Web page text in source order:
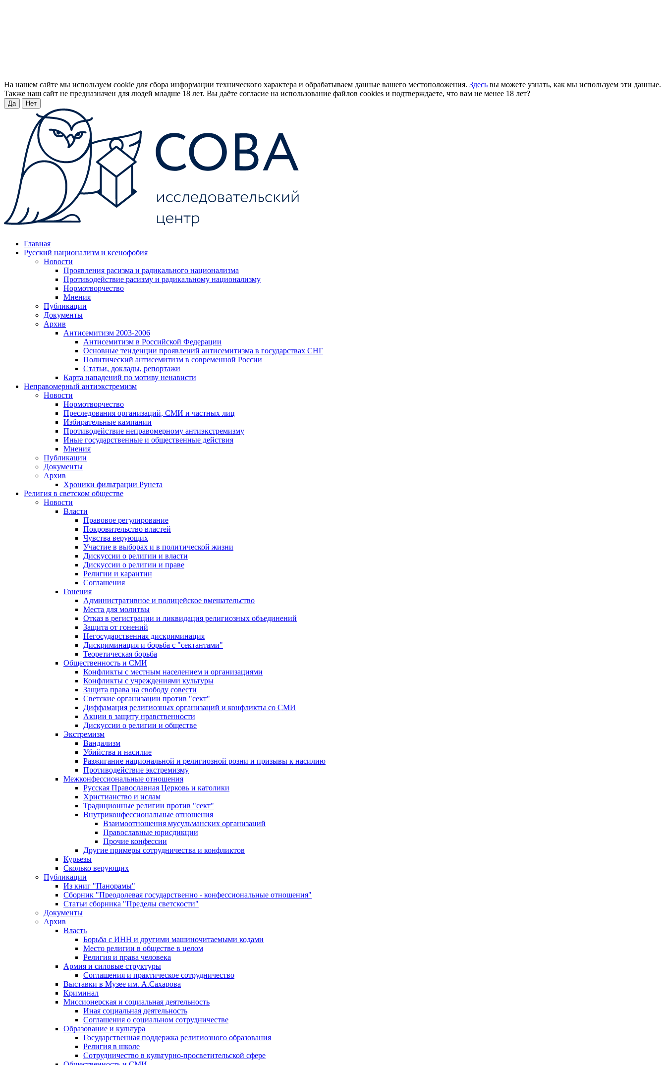
На нашем сайте мы используем cookie для сбора информации технического характера и обрабатываем данные вашего местоположения. Здесь вы можете узнать, как мы используем эти данные.
Также наш сайт не предназначен для людей младше 18 лет. Вы даёте согласие на использование файлов cookies и подтверждаете, что вам не менее 18 лет?
Да Нет
Главная
Русский национализм и ксенофобия
Новости
Проявления расизма и радикального национализма
Противодействие расизму и радикальному национализму
Нормотворчество
Мнения
Публикации
Документы
Архив
Антисемитизм 2003-2006
Антисемитизм в Российской Федерации
Основные тенденции проявлений антисемитизма в государствах СНГ
Политический антисемитизм в современной России
Статьи, доклады, репортажи
Карта нападений по мотиву ненависти
Неправомерный антиэкстремизм
Новости
Нормотворчество
Преследования организаций, СМИ и частных лиц
Избирательные кампании
Противодействие неправомерному антиэкстремизму
Иные государственные и общественные действия
Мнения
Публикации
Документы
Архив
Хроники фильтрации Рунета
Религия в светском обществе
Новости
Власти
Правовое регулирование
Покровительство властей
Чувства верующих
Участие в выборах и в политической жизни
Дискуссии о религии и власти
Дискуссии о религии и праве
Религии и карантин
Соглашения
Гонения
Административное и полицейское вмешательство
Места для молитвы
Отказ в регистрации и ликвидация религиозных объединений
Защита от гонений
Негосударственная дискриминация
Дискриминация и борьба с "сектантами"
Теоретическая борьба
Общественность и СМИ
Конфликты с местным населением и организациями
Конфликты с учреждениями культуры
Защита права на свободу совести
Светские организации против "сект"
Диффамация религиозных организаций и конфликты со СМИ
Акции в защиту нравственности
Дискуссии о религии и обществе
Экстремизм
Вандализм
Убийства и насилие
Разжигание национальной и религиозной розни и призывы к насилию
Противодействие экстремизму
Межконфессиональные отношения
Русская Православная Церковь и католики
Христианство и ислам
Традиционные религии против "сект"
Внутриконфессиональные отношения
Взаимоотношения мусульманских организаций
Православные юрисдикции
Прочие конфессии
Другие примеры сотрудничества и конфликтов
Курьезы
Сколько верующих
Публикации
Из книг "Панорамы"
Сборник "Преодолевая государственно - конфессиональные отношения"
Статьи сборника "Пределы светскости"
Документы
Архив
Власть
Борьба с ИНН и другими машиночитаемыми кодами
Место религии в обществе в целом
Религия и права человека
Армия и силовые структуры
Соглашения и практическое сотрудничество
Выставки в Музее им. А.Сахарова
Криминал
Миссионерская и социальная деятельность
Иная социальная деятельность
Соглашения о социальном сотрудничестве
Образование и культура
Государственная поддержка религиозного образования
Религия в школе
Сотрудничество в культурно-просветительской сфере